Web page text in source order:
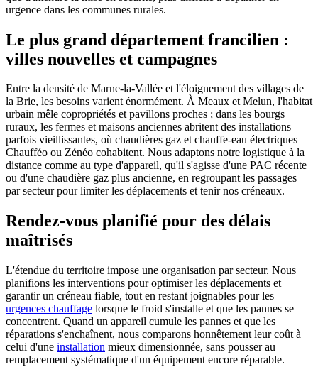
urgence dans les communes rurales.
Le plus grand département francilien :
villes nouvelles et campagnes
Entre la densité de Marne-la-Vallée et l'éloignement des villages de
la Brie, les besoins varient énormément. À Meaux et Melun, l'habitat
urbain mêle copropriétés et pavillons proches ; dans les bourgs
ruraux, les fermes et maisons anciennes abritent des installations
parfois vieillissantes, où chaudières gaz et chauffe-eau électriques
Chaufféo ou Zénéo cohabitent. Nous adaptons notre logistique à la
distance comme au type d'appareil, qu'il s'agisse d'une PAC récente
ou d'une chaudière gaz plus ancienne, en regroupant les passages
par secteur pour limiter les déplacements et tenir nos créneaux.
Rendez-vous planifié pour des délais
maîtrisés
L'étendue du territoire impose une organisation par secteur. Nous
planifions les interventions pour optimiser les déplacements et
garantir un créneau fiable, tout en restant joignables pour les
urgences chauffage lorsque le froid s'installe et que les pannes se
concentrent. Quand un appareil cumule les pannes et que les
réparations s'enchaînent, nous comparons honnêtement leur coût à
celui d'une installation mieux dimensionnée, sans pousser au
remplacement systématique d'un équipement encore réparable.